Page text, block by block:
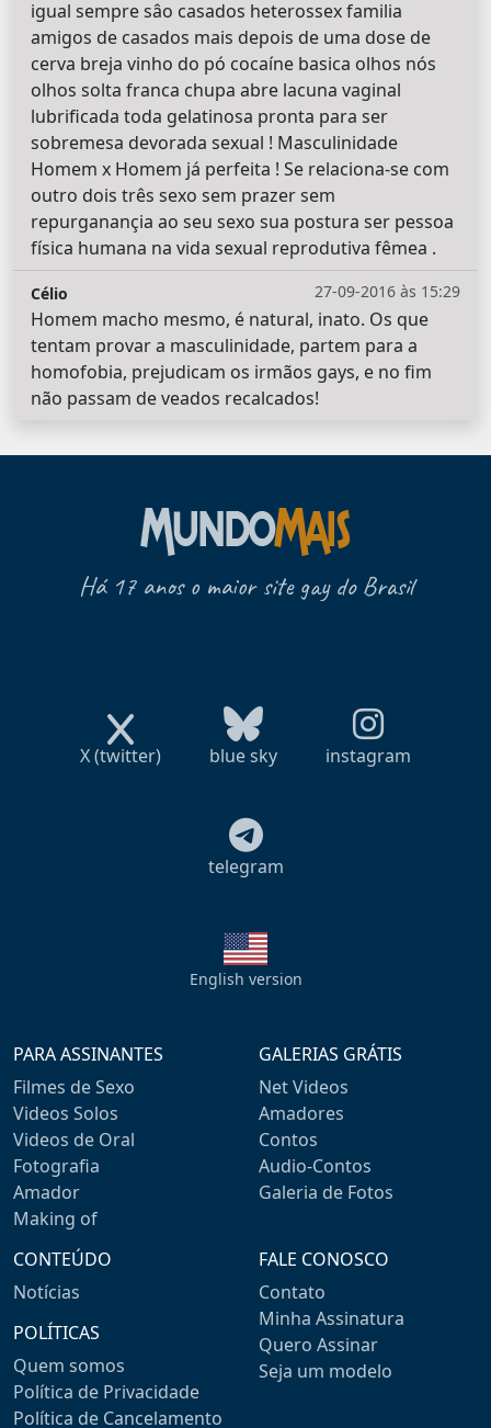
igual sempre sâo casados heterossex familia
amigos de casados mais depois de uma dose de
cerva breja vinho do pó cocaíne basica olhos nós
olhos solta franca chupa abre lacuna vaginal
lubrificada toda gelatinosa pronta para ser
sobremesa devorada sexual ! Masculinidade
Homem x Homem já perfeita ! Se relaciona-se com
outro dois três sexo sem prazer sem
repurganançia ao seu sexo sua postura ser pessoa
física humana na vida sexual reprodutiva fêmea .
27-09-2016 às 15:29
Célio
Homem macho mesmo, é natural, inato. Os que
tentam provar a masculinidade, partem para a
homofobia, prejudicam os irmãos gays, e no fim
não passam de veados recalcados!
Há 17 anos o maior site gay do Brasil
X (twitter) blue sky instagram
telegram
English version
PARA ASSINANTES
Filmes de Sexo
Videos Solos
Videos de Oral
Fotografia
Amador
Making of
GALERIAS GRÁTIS
Net Videos
Amadores
Contos
Audio-Contos
Galeria de Fotos
CONTEÚDO
Notícias
POLÍTICAS
Quem somos
Política de Privacidade
Política de Cancelamento
FALE CONOSCO
Contato
Minha Assinatura
Quero Assinar
Seja um modelo